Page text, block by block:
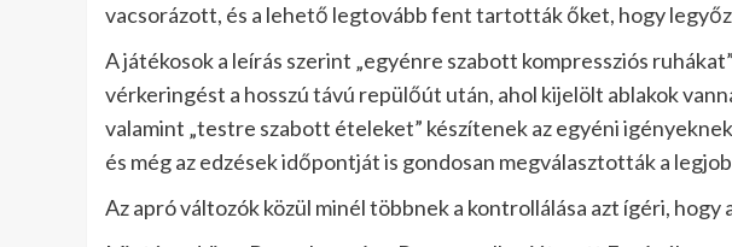
vacsorázott, és a lehető legtovább fent tartották őket, hogy
A játékosok a leírás szerint „egyénre szabott kompressziós
vérkeringést a hosszú távú repülőút után, ahol kijelölt ablakok
valamint „testre szabott ételeket” készítenek az egyéni
és még az edzések időpontját is gondosan megválasztották a
Az apró változók közül minél többnek a kontrollálása azt ígéri,